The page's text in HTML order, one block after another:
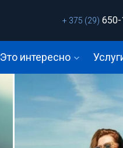
+ 375 (29)
Это интересно
Previous